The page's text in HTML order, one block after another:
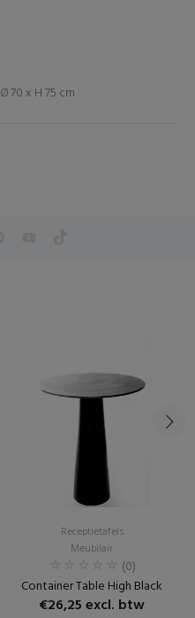
Ø 70 x H 75 cm
Receptietafels
Meubilair
(0)
Container Table High Black
€26,25 excl. btw